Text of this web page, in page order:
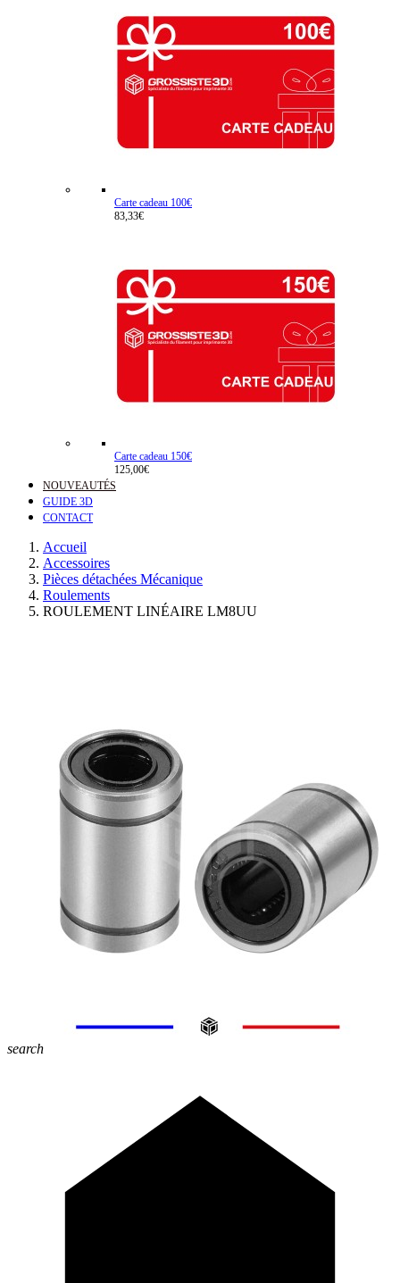
Carte cadeau 100€
83,33€
Carte cadeau 150€
125,00€
NOUVEAUTÉS
GUIDE 3D
CONTACT
Accueil
Accessoires
Pièces détachées Mécanique
Roulements
ROULEMENT LINÉAIRE LM8UU
search